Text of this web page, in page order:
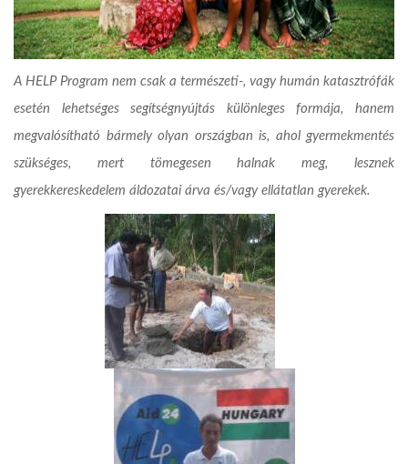
A HELP Program nem csak a természeti-, vagy humán katasztrófák
esetén lehetséges segítségnyújtás különleges formája, hanem
megvalósítható bármely olyan országban is, ahol gyermekmentés
szükséges, mert tömegesen halnak meg, lesznek
gyerekkereskedelem áldozatai árva és/vagy ellátatlan gyerekek.